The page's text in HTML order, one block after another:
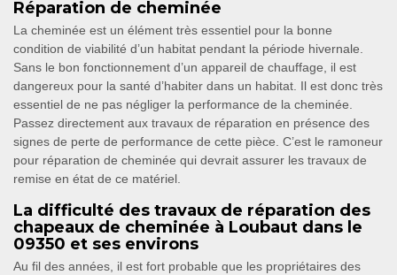
Réparation de cheminée
La cheminée est un élément très essentiel pour la bonne
condition de viabilité d’un habitat pendant la période hivernale.
Sans le bon fonctionnement d’un appareil de chauffage, il est
dangereux pour la santé d’habiter dans un habitat. Il est donc très
essentiel de ne pas négliger la performance de la cheminée.
Passez directement aux travaux de réparation en présence des
signes de perte de performance de cette pièce. C’est le ramoneur
pour réparation de cheminée qui devrait assurer les travaux de
remise en état de ce matériel.
La difficulté des travaux de réparation des
chapeaux de cheminée à Loubaut dans le
09350 et ses environs
Au fil des années, il est fort probable que les propriétaires des